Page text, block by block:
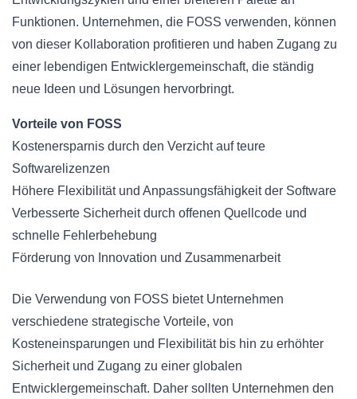
Funktionen. Unternehmen, die FOSS verwenden, können
von dieser Kollaboration profitieren und haben Zugang zu
einer lebendigen Entwicklergemeinschaft, die ständig
neue Ideen und Lösungen hervorbringt.
Vorteile von FOSS
Kostenersparnis durch den Verzicht auf teure
Softwarelizenzen
Höhere Flexibilität und Anpassungsfähigkeit der Software
Verbesserte Sicherheit durch offenen Quellcode und
schnelle Fehlerbehebung
Förderung von Innovation und Zusammenarbeit
Die Verwendung von FOSS bietet Unternehmen
verschiedene strategische Vorteile, von
Kosteneinsparungen und Flexibilität bis hin zu erhöhter
Sicherheit und Zugang zu einer globalen
Entwicklergemeinschaft. Daher sollten Unternehmen den